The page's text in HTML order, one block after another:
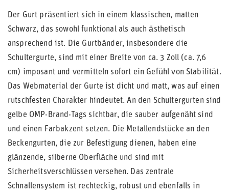
Der Gurt präsentiert sich in einem klassischen, matten
Schwarz, das sowohl funktional als auch ästhetisch
ansprechend ist. Die Gurtbänder, insbesondere die
Schultergurte, sind mit einer Breite von ca. 3 Zoll (ca. 7,6
cm) imposant und vermitteln sofort ein Gefühl von Stabilität.
Das Webmaterial der Gurte ist dicht und matt, was auf einen
rutschfesten Charakter hindeutet. An den Schultergurten sind
gelbe OMP-Brand-Tags sichtbar, die sauber aufgenäht sind
und einen Farbakzent setzen. Die Metallendstücke an den
Beckengurten, die zur Befestigung dienen, haben eine
glänzende, silberne Oberfläche und sind mit
Sicherheitsverschlüssen versehen. Das zentrale
Schnallensystem ist rechteckig, robust und ebenfalls in